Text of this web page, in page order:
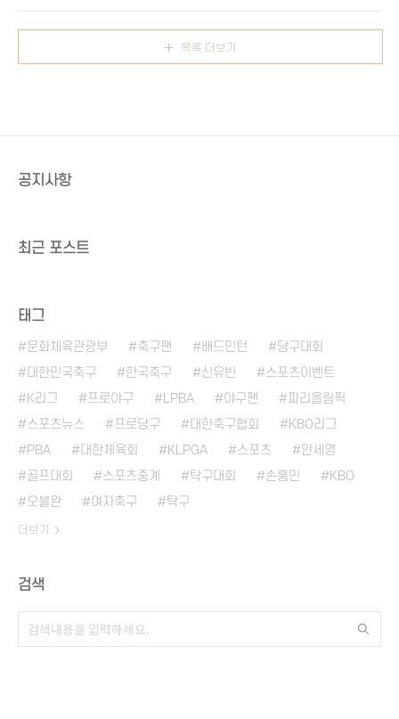
야구연맹(BFA) 소속 국가 및 호주 국적 선수
입 불가계약 조건최대 20만 달러 (연봉, 계약
금, 이적료 포함)연봉 상승재계약 시 매..
봉을 기록했고, 손주영은 무려 300% 인상이
510,000650,000140,00027.5문보경
목록 더보기
공지사항
최근 포스트
태그
문화체육관광부 축구팬 배드민턴
당구대회
대한민국축구
한국축구 신유빈
스포츠이벤트
K리그
프로야구 LPBA 야구팬
파리올림픽
스포츠뉴스
프로당구 대한축구협회
KBO리그
PBA
대한체육회 KLPGA 스포츠
안세영
골프대회
스포츠중계 탁구대회 손흥민
KBO
오블완
여자축구 탁구
더보기
검색